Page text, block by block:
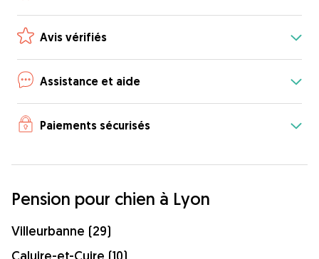
Avis vérifiés
Assistance et aide
Paiements sécurisés
Pension pour chien à Lyon
Villeurbanne (29)